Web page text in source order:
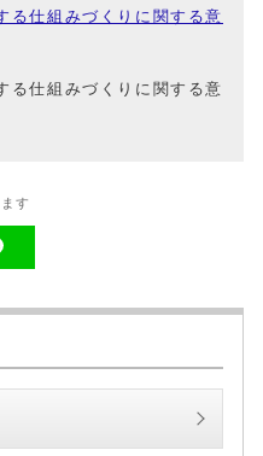
仕組みづくりに関する意
仕組みづくりに関する意
す